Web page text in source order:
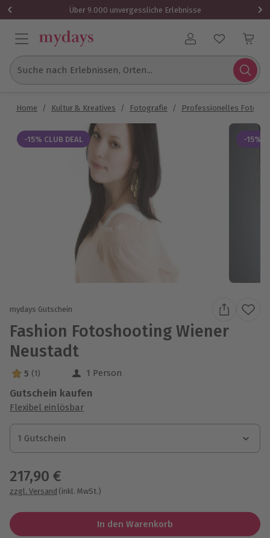
Über 9.000 unvergessliche Erlebnisse
Benutzerkonto
Suche nach Erlebnissen, Orten...
Home / Kultur & Kreatives / Fotografie / Professionelles
-15% CLUB DEAL -15%
mydays Gutschein
Fashion Fotoshooting Wiener
Neustadt
5 Sterne von 5 aus 1 Bewertungen
5 (1) 1 Person
Gutschein kaufen
Flexibel einlösbar
1 Gutschein
1 Gutschein
1 Gutschein
217,90 €
zzgl. Versand (inkl. MwSt.)
In den Warenkorb